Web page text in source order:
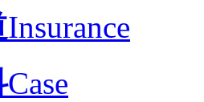
Insurance
Case